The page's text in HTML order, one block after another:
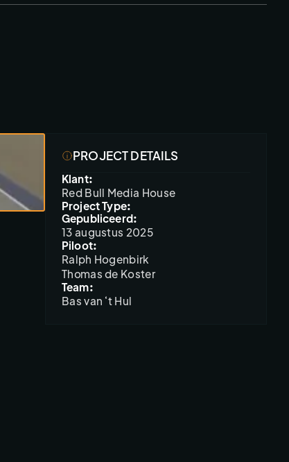
PROJECT DETAILS
Klant:
Red Bull Media House
Project Type:
Gepubliceerd:
13 augustus 2025
Piloot:
Ralph Hogenbirk
Thomas de Koster
Team:
Bas van ‘t Hul